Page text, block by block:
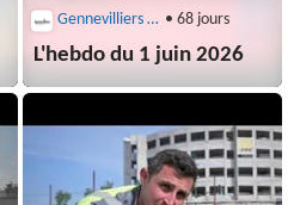
Gennevilliers (92230) • 68 jours
L'hebdo du 1 juin 2026